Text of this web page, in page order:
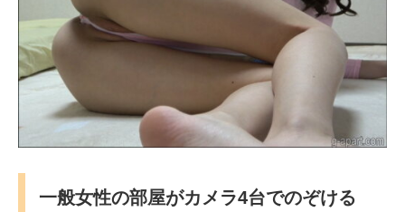
一般女性の部屋がカメラ4台でのぞける